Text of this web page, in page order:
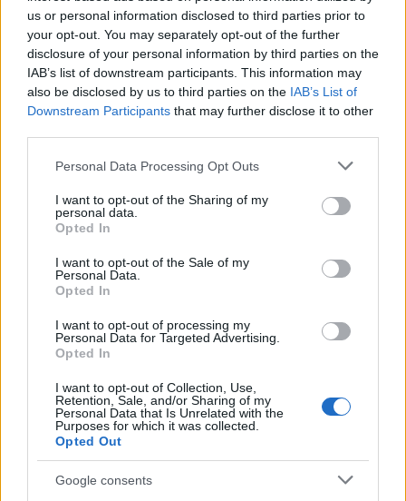
us or personal information disclosed to third parties prior to
your opt-out. You may separately opt-out of the further
disclosure of your personal information by third parties on the
IAB’s list of downstream participants. This information may
also be disclosed by us to third parties on the IAB’s List of
Downstream Participants that may further disclose it to other
Please note that this website/app uses one or more Google
not limited to your visit or usage behaviour. You may click to
grant or deny consent to Google and its third-party tags to
use your data for below specified purposes in below Google
consent section.
Personal Data Processing Opt Outs
I want to opt-out of the Sharing of my
personal data.
Opted In
I want to opt-out of the Sale of my
Personal Data.
Opted In
I want to opt-out of processing my
Personal Data for Targeted Advertising.
Opted In
I want to opt-out of Collection, Use,
Retention, Sale, and/or Sharing of my
Personal Data that Is Unrelated with the
Purposes for which it was collected.
Opted Out
Google consents
Όλη αυτή η αναμονή έχει πλημμυριστεί από διάφορες
υποθέσεις, διαρροές (;) και διαμάχες σχετικά με τα
χαρακτηριστικά του πολυαναμενόμενου
smartphone
πιστεύουν ότι το iPhone 5 θα είναι ένα ελαφρώς
βελτιωμένοiPhone 4
Όπως και να ΄χει, οι τελευταίες φήμες θέλουν την
να έχει δημιουργήσει ένα λεπτότερο iPhone 5
με στρογγυλεμένες άκρες και εκτεταμένη οθόνη,
επεξεργαστή A5 (όμοιο με του
), κάμερα 8MP